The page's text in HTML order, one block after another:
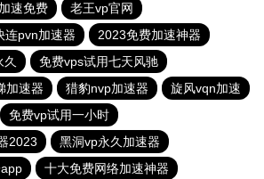
速免费
老王vp官网
连pvn加速器
2023免费加速神器
久
免费vps试用七天风驰
加速器 猎豹nvp加速器
旋风vqn加速
免费vp试用一小时
2023
黑洞vp永久加速器
十大免费网络加速神器